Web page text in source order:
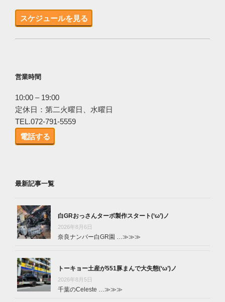
スケジュールを見る
営業時間
10:00 – 19:00
定休日：第二火曜日、水曜日
TEL.072-791-5559
電話する
最新記事一覧
白GRおっさんターボ製作スタート(‘ω’)ノ
2026年8月6日
奈良ナンバー白GR園 … ≫≫≫
トーキョー土産が551豚まんで大失態(‘ω’)ノ
2026年8月5日
千葉のCeleste … ≫≫≫